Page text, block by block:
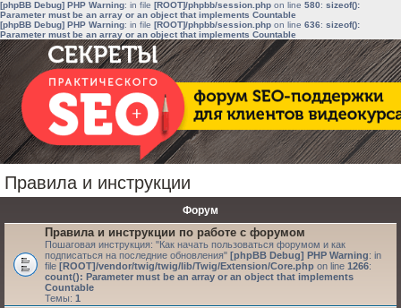
[phpBB Debug] PHP Warning: in file [ROOT]/phpbb/session.php on line 580: sizeof():
Parameter must be an array or an object that implements Countable
[phpBB Debug] PHP Warning: in file [ROOT]/phpbb/session.php on line 636: sizeof():
Parameter must be an array or an object that implements Countable
Правила и инструкции
Форум
Правила и инструкции по работе с форумом
Пошаговая инструкция: "Как начать пользоваться форумом и как
подписаться на последние обновления" [phpBB Debug] PHP Warning: in
file [ROOT]/vendor/twig/twig/lib/Twig/Extension/Core.php on line 1266:
count(): Parameter must be an array or an object that implements
Countable
Темы: 1